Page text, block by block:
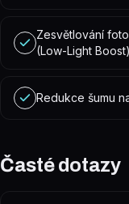
Zesvětlování
(Low-Light Boost)
Redukce šumu
Časté dotazy